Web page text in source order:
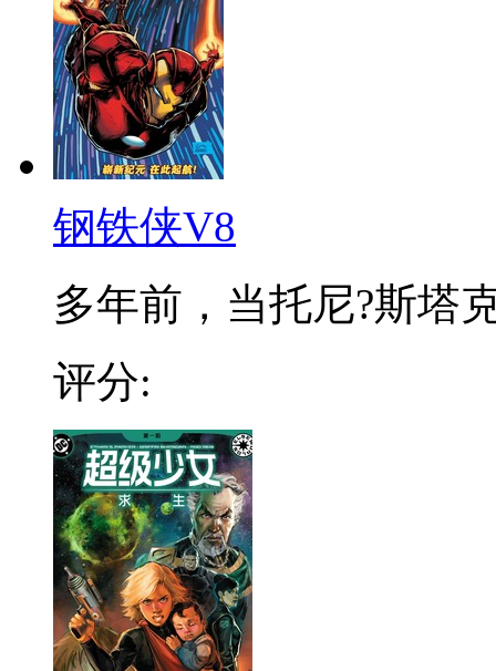
钢铁侠V8
多年前，当托尼?斯塔
评分: